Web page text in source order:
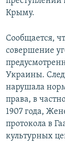
Крыму.
Сообщается,
совершение
Украины.
нарушала
права, в
1907 года,
протокола в
культурных